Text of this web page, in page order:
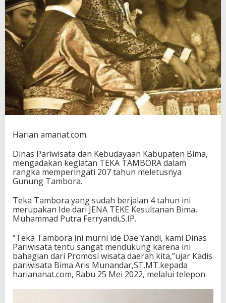
l
a
m
W
i
l
a
y
a
h
K
e
s
l
a
n
a
n
m
a
Harian amanat.com.
Dinas Pariwisata dan Kebudayaan Kabupaten Bima,
mengadakan kegiatan TEKA TAMBORA dalam
rangka memperingati 207 tahun meletusnya
Gunung Tambora.
Teka Tambora yang sudah berjalan 4 tahun ini
merupakan Ide dari JENA TEKE Kesultanan Bima,
Muhammad Putra Ferryandi,S.IP.
“Teka Tambora ini murni ide Dae Yandi, kami Dinas
Pariwisata tentu sangat mendukung karena ini
bahagian dari Promosi wisata daerah kita,”ujar Kadis
pariwisata Bima Aris Munandar,ST.MT.kepada
hariananat.com, Rabu 25 Mei 2022, melalui telepon.